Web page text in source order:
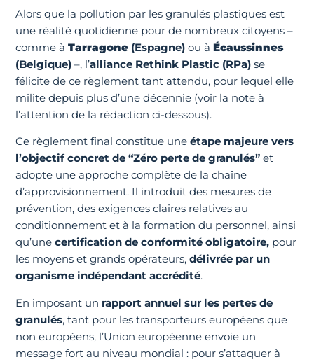
Alors que la pollution par les granulés plastiques est
une réalité quotidienne pour de nombreux citoyens –
comme àTarragone (Espagne) ou àÉcaussinnes
(Belgique) –, l’alliance Rethink Plastic (RPa) se
félicite de ce règlement tant attendu, pour lequel elle
milite depuis plus d’une décennie (voir la note à
l’attention de la rédaction ci-dessous).
Ce règlement final constitue uneétape majeure vers
l’objectif concret de “Zéro perte de granulés” et
adopte une approche complète de la chaîne
d’approvisionnement. Il introduit des mesures de
prévention, des exigences claires relatives au
conditionnement et à la formation du personnel, ainsi
qu’unecertification de conformité obligatoire, pour
les moyens et grands opérateurs,délivrée par un
organisme indépendant accrédité.
En imposant un rapport annuel sur les pertes de
granulés, tant pour les transporteurs européens que
non européens, l’Union européenne envoie un
message fort au niveau mondial : pour s’attaquer à